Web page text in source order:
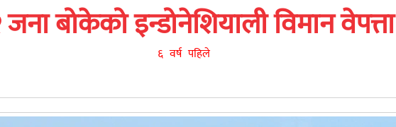
बोकेको इन्डोनेशियाली विमान वेपत्ता
६ वर्ष पहिले